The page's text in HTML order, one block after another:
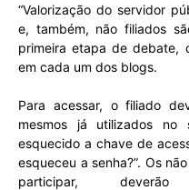
“Valorização do servidor
e, também, não filiados
primeira etapa de debate,
em cada um dos blogs.
Para acessar, o filiado
mesmos já utilizados no
esquecido a chave de
esqueceu a senha?”. Os
participar,